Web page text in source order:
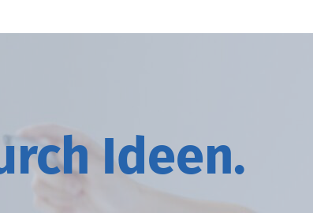
I deen.